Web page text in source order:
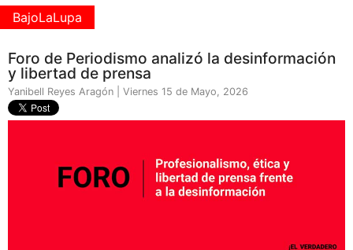
BajoLaLupa
Foro de Periodismo analizó la desinformación
y libertad de prensa
Yanibell Reyes Aragón | Viernes 15 de Mayo, 2026